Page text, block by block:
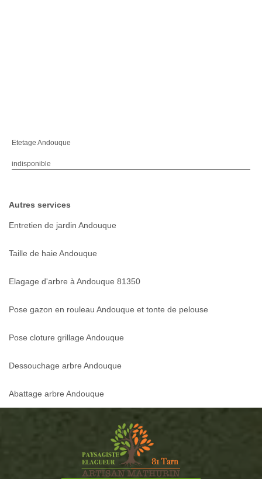
Etetage Andouque
indisponible
Autres services
Entretien de jardin Andouque
Taille de haie Andouque
Elagage d'arbre à Andouque 81350
Pose gazon en rouleau Andouque et tonte de pelouse
Pose cloture grillage Andouque
Dessouchage arbre Andouque
Abattage arbre Andouque